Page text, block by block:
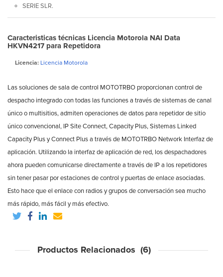
SERIE SLR.
Caracteristicas técnicas Licencia Motorola NAI Data
HKVN4217 para Repetidora
Licencia: Licencia Motorola
Las soluciones de sala de control MOTOTRBO proporcionan control de
despacho integrado con todas las funciones a través de sistemas de canal
único o multisitios, admiten operaciones de datos para repetidor de sitio
único convencional, IP Site Connect, Capacity Plus, Sistemas Linked
Capacity Plus y Connect Plus a través de MOTOTRBO Network Interfaz de
aplicación. Utilizando la interfaz de aplicación de red, los despachadores
ahora pueden comunicarse directamente a través de IP a los repetidores
sin tener pasar por estaciones de control y puertas de enlace asociadas.
Esto hace que el enlace con radios y grupos de conversación sea mucho
más rápido, más fácil y más efectivo.
Productos Relacionados (6)